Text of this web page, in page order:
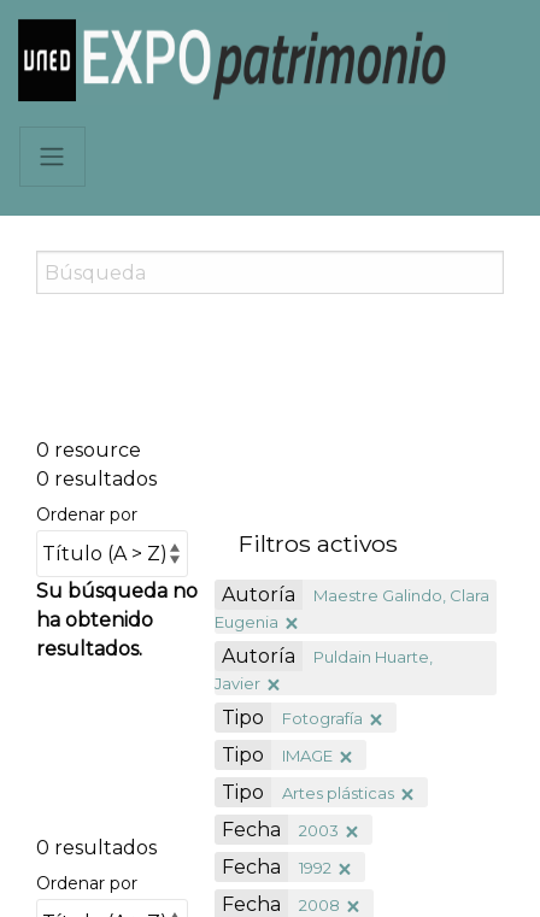
0 resource
0 resultados
Ordenar por
Su búsqueda no
ha obtenido
resultados.
0 resultados
Ordenar por
Filtros activos
Autoría
Maestre Galindo, Clara
Eugenia
Autoría
Puldain Huarte,
Javier
Tipo Fotografía
Tipo IMAGE
Tipo Artes plásticas
Fecha 2003
Fecha 1992
Fecha 2008